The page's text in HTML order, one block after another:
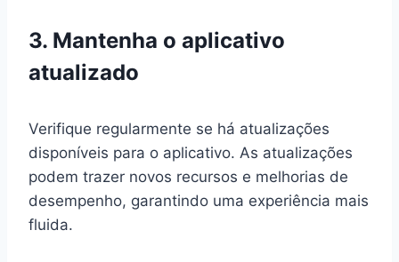
3. Mantenha o aplicativo
atualizado
Verifique regularmente se há atualizações
disponíveis para o aplicativo. As atualizações
podem trazer novos recursos e melhorias de
desempenho, garantindo uma experiência mais
fluida.